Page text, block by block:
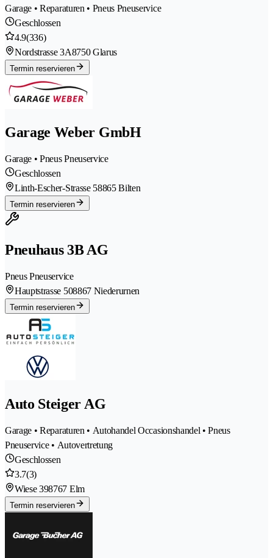
Garage • Reparaturen • Pneus Pneuservice
Geschlossen
4.9(336)
Nordstrasse 3A8750 Glarus
Termin reservieren
Garage Weber GmbH
Garage • Pneus Pneuservice
Geschlossen
Linth-Escher-Strasse 58865 Bilten
Termin reservieren
Pneuhaus 3B AG
Pneus Pneuservice
Hauptstrasse 508867 Niederurnen
Termin reservieren
Auto Steiger AG
Garage • Reparaturen • Autohandel Occasionshandel • Pneus
Pneuservice • Autovertretung
Geschlossen
3.7(3)
Wiese 398767 Elm
Termin reservieren